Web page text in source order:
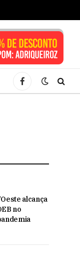
Facebook
alcança
no